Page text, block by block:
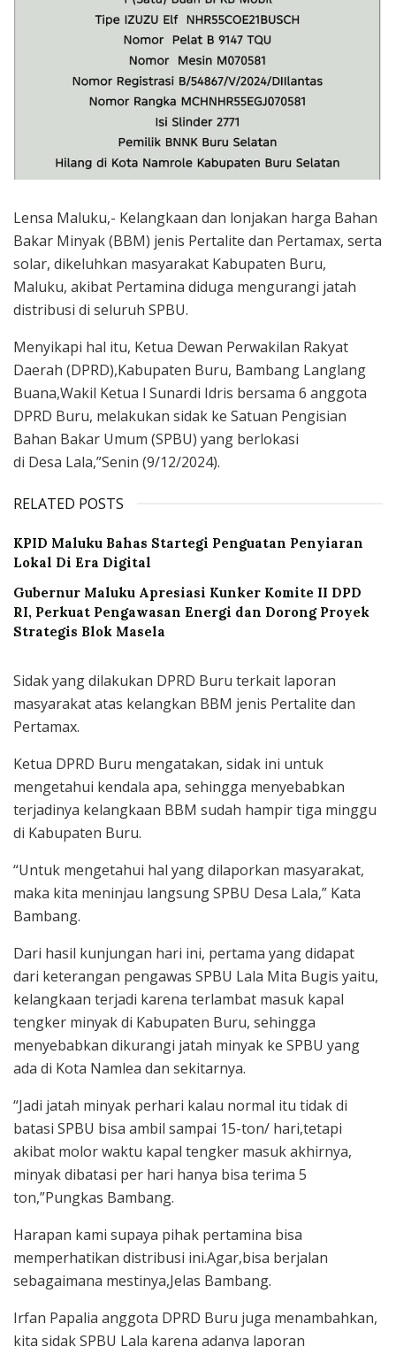
Lensa Maluku,- Kelangkaan dan lonjakan harga Bahan
Bakar Minyak (BBM) jenis Pertalite dan Pertamax, serta
solar, dikeluhkan masyarakat Kabupaten Buru,
Maluku, akibat Pertamina diduga mengurangi jatah
distribusi di seluruh SPBU.
Menyikapi hal itu, Ketua Dewan Perwakilan Rakyat
Daerah (DPRD),Kabupaten Buru, Bambang Langlang
Buana,Wakil Ketua l Sunardi Idris bersama 6 anggota
DPRD Buru, melakukan sidak ke Satuan Pengisian
Bahan Bakar Umum (SPBU) yang berlokasi
di Desa Lala,”Senin (9/12/2024).
RELATED POSTS
KPID Maluku Bahas Startegi Penguatan Penyiaran
Lokal Di Era Digital
Gubernur Maluku Apresiasi Kunker Komite II DPD
RI, Perkuat Pengawasan Energi dan Dorong Proyek
Strategis Blok Masela
Sidak yang dilakukan DPRD Buru terkait laporan
masyarakat atas kelangkan BBM jenis Pertalite dan
Pertamax.
Ketua DPRD Buru mengatakan, sidak ini untuk
mengetahui kendala apa, sehingga menyebabkan
terjadinya kelangkaan BBM sudah hampir tiga minggu
di Kabupaten Buru.
“Untuk mengetahui hal yang dilaporkan masyarakat,
maka kita meninjau langsung SPBU Desa Lala,” Kata
Bambang.
Dari hasil kunjungan hari ini, pertama yang didapat
dari keterangan pengawas SPBU Lala Mita Bugis yaitu,
kelangkaan terjadi karena terlambat masuk kapal
tengker minyak di Kabupaten Buru, sehingga
menyebabkan dikurangi jatah minyak ke SPBU yang
ada di Kota Namlea dan sekitarnya.
“Jadi jatah minyak perhari kalau normal itu tidak di
batasi SPBU bisa ambil sampai 15-ton/ hari,tetapi
akibat molor waktu kapal tengker masuk akhirnya,
minyak dibatasi per hari hanya bisa terima 5
ton,”Pungkas Bambang.
Harapan kami supaya pihak pertamina bisa
memperhatikan distribusi ini.Agar,bisa berjalan
sebagaimana mestinya,Jelas Bambang.
Irfan Papalia anggota DPRD Buru juga menambahkan,
kita sidak SPBU Lala karena adanya laporan